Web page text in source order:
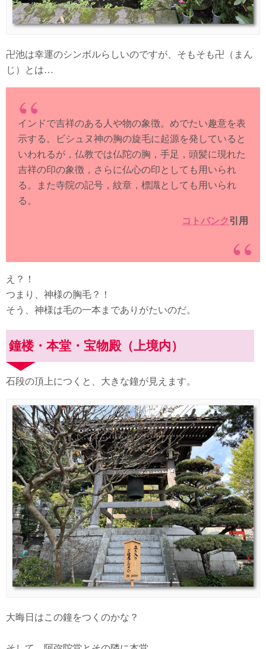
卍池は幸運のシンボルらしいのですが、そもそも卍（まん
じ）とは…
インドで吉祥のある人や物の象徴。めでたい趣意を表
示する。ビシュヌ神の胸の旋毛に起源を発していると
いわれるが，仏教では仏陀の胸，手足，頭髪に現れた
吉祥の印の象徴，さらに仏心の印としても用いられ
る。また寺院の記号，紋章，標識としても用いられ
る。
コトバンク引用
え？！
つまり、神様の胸毛？！
そう、神様は毛の一本までありがたいのだ。
鐘楼・本堂・宝物殿（上境内）
石段の頂上につくと、大きな鐘が見えます。
大晦日はこの鐘をつくのかな？